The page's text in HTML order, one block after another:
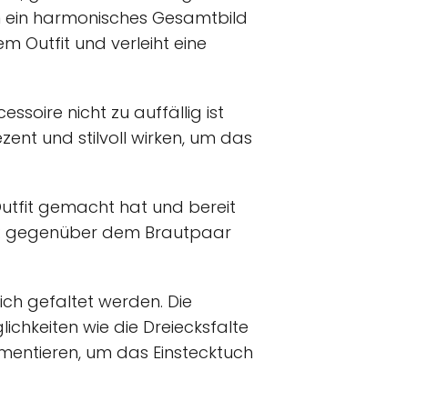
ein harmonisches Gesamtbild
Outfit und verleiht eine
nicht zu auffällig ist
und stilvoll wirken, um das
gemacht hat und bereit
gegenüber dem Brautpaar
gefaltet werden. Die
wie die Dreiecksfalte
um das Einstecktuch